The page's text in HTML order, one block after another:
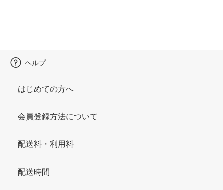
ヘルプ
はじめての方へ
会員登録方法について
配送料・利用料
配送時間